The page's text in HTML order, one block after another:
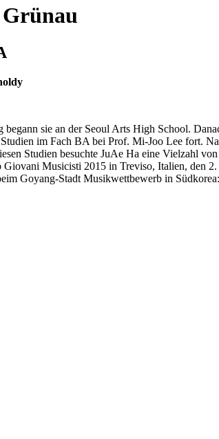
Grünau
sie an der Seoul Arts High School.
im Fach BA bei Prof. Mi-Joo Lee fort.
Studien besuchte JuAe Ha eine Vielzahl
Musicisti 2015 in Treviso, Italien, den
Goyang-Stadt Musikwettbewerb in